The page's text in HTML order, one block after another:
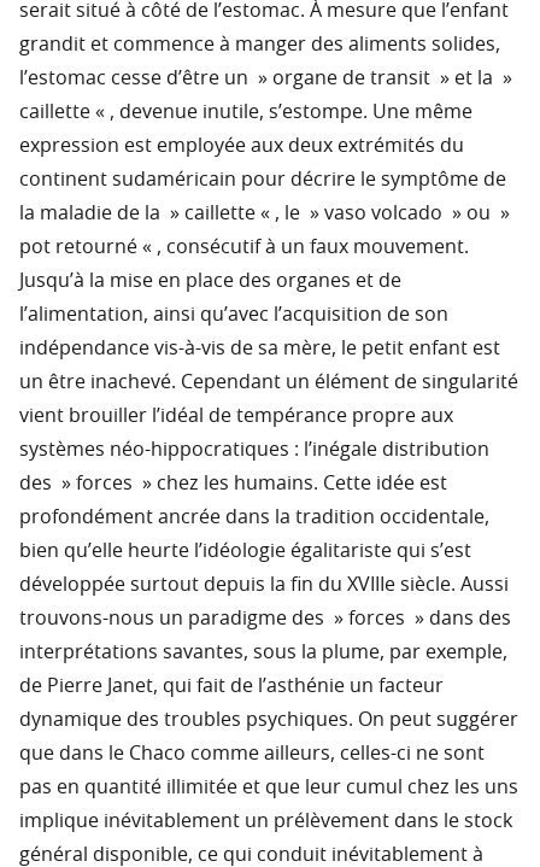
serait situé à côté de l’estomac. À mesure que l’enfant
grandit et commence à manger des aliments solides,
l’estomac cesse d’être un » organe de transit » et la »
caillette « , devenue inutile, s’estompe. Une même
expression est employée aux deux extrémités du
continent sudaméricain pour décrire le symptôme de
la maladie de la » caillette « , le » vaso volcado » ou »
pot retourné « , consécutif à un faux mouvement.
Jusqu’à la mise en place des organes et de
l’alimentation, ainsi qu’avec l’acquisition de son
indépendance vis-à-vis de sa mère, le petit enfant est
un être inachevé. Cependant un élément de singularité
vient brouiller l’idéal de tempérance propre aux
systèmes néo-hippocratiques : l’inégale distribution
des » forces » chez les humains. Cette idée est
profondément ancrée dans la tradition occidentale,
bien qu’elle heurte l’idéologie égalitariste qui s’est
développée surtout depuis la fin du XVIIIe siècle. Aussi
trouvons-nous un paradigme des » forces » dans des
interprétations savantes, sous la plume, par exemple,
de Pierre Janet, qui fait de l’asthénie un facteur
dynamique des troubles psychiques. On peut suggérer
que dans le Chaco comme ailleurs, celles-ci ne sont
pas en quantité illimitée et que leur cumul chez les uns
implique inévitablement un prélèvement dans le stock
général disponible, ce qui conduit inévitablement à